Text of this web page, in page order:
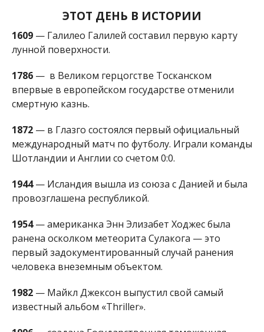
— Исландия вышла из союза с Данией и была
провозглашена республикой.
1954— американка Энн Элизабет Ходжес была
ранена осколком метеорита Сулакога — это
первый задокументированный случай ранения
человека внеземным объектом.
1982— Майкл Джексон выпустил свой самый
известный альбом «Thriller».
1996— создана Государственная таможенная
служба Украины.
КТО ИЗ ЗНАМЕНИТОСТЕЙ РОДИЛСЯ В
ЭТОТ ДЕНЬ
1667— Джонатан Свифт (умер в 1745), английский
писатель («Путешествия Гулливера»).
историк, филолог и юрист, лауреат Нобелевский
премии по литературе 1902 года.